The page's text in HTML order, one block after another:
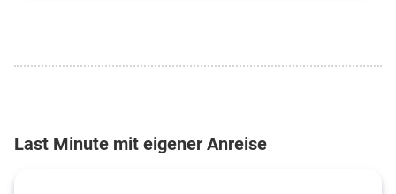
Last Minute mit eigener Anreise